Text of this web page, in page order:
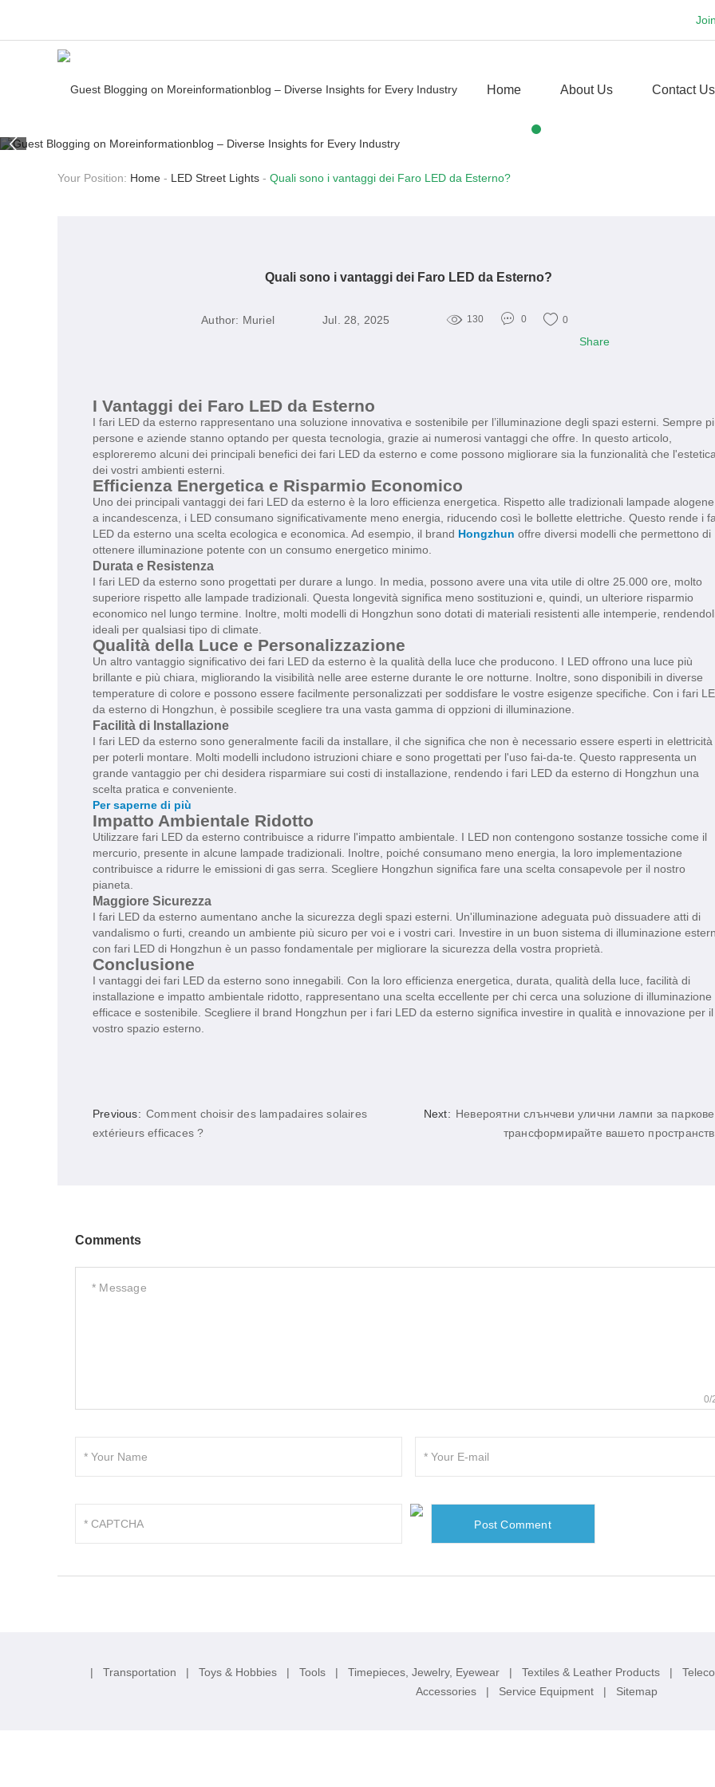
Home About Us Contact Us
Your Position: Home - LED Street Lights - Quali sono i vantaggi dei Faro LED da Esterno?
Quali sono i vantaggi dei Faro LED da Esterno?
Author: Muriel Jul. 28, 2025 130 0 0
Share
I Vantaggi dei Faro LED da Esterno
I fari LED da esterno rappresentano una soluzione innovativa e sostenibile per l’illuminazione degli spazi esterni. Sempre
persone e aziende stanno optando per questa tecnologia, grazie ai numerosi vantaggi che offre. In questo articolo,
esploreremo alcuni dei principali benefici dei fari LED da esterno e come possono migliorare sia la funzionalità che
dei vostri ambienti esterni.
Efficienza Energetica e Risparmio Economico
Uno dei principali vantaggi dei fari LED da esterno è la loro efficienza energetica. Rispetto alle tradizionali lampade
a incandescenza, i LED consumano significativamente meno energia, riducendo così le bollette elettriche. Questo rende i
LED da esterno una scelta ecologica e economica. Ad esempio, il brand Hongzhun offre diversi modelli che permettono di
ottenere illuminazione potente con un consumo energetico minimo.
Durata e Resistenza
I fari LED da esterno sono progettati per durare a lungo. In media, possono avere una vita utile di oltre 25.000 ore, molto
superiore rispetto alle lampade tradizionali. Questa longevità significa meno sostituzioni e, quindi, un ulteriore risparmio
economico nel lungo termine. Inoltre, molti modelli di Hongzhun sono dotati di materiali resistenti alle intemperie,
ideali per qualsiasi tipo di climate.
Qualità della Luce e Personalizzazione
Un altro vantaggio significativo dei fari LED da esterno è la qualità della luce che producono. I LED offrono una luce più
brillante e più chiara, migliorando la visibilità nelle aree esterne durante le ore notturne. Inoltre, sono disponibili in diverse
temperature di colore e possono essere facilmente personalizzati per soddisfare le vostre esigenze specifiche. Con i fari
da esterno di Hongzhun, è possibile scegliere tra una vasta gamma di oppzioni di illuminazione.
Facilità di Installazione
I fari LED da esterno sono generalmente facili da installare, il che significa che non è necessario essere esperti in elettricità
per poterli montare. Molti modelli includono istruzioni chiare e sono progettati per l'uso fai-da-te. Questo rappresenta un
grande vantaggio per chi desidera risparmiare sui costi di installazione, rendendo i fari LED da esterno di Hongzhun una
scelta pratica e conveniente.
Per saperne di più
Impatto Ambientale Ridotto
Utilizzare fari LED da esterno contribuisce a ridurre l'impatto ambientale. I LED non contengono sostanze tossiche come il
mercurio, presente in alcune lampade tradizionali. Inoltre, poiché consumano meno energia, la loro implementazione
contribuisce a ridurre le emissioni di gas serra. Scegliere Hongzhun significa fare una scelta consapevole per il nostro
pianeta.
Maggiore Sicurezza
I fari LED da esterno aumentano anche la sicurezza degli spazi esterni. Un'illuminazione adeguata può dissuadere atti di
vandalismo o furti, creando un ambiente più sicuro per voi e i vostri cari. Investire in un buon sistema di illuminazione
con fari LED di Hongzhun è un passo fondamentale per migliorare la sicurezza della vostra proprietà.
Conclusione
I vantaggi dei fari LED da esterno sono innegabili. Con la loro efficienza energetica, durata, qualità della luce, facilità di
installazione e impatto ambientale ridotto, rappresentano una scelta eccellente per chi cerca una soluzione di illuminazione
efficace e sostenibile. Scegliere il brand Hongzhun per i fari LED da esterno significa investire in qualità e innovazione per il
vostro spazio esterno.
Previous: Comment choisir des lampadaires solaires
extérieurs efficaces ?
Next: Невероятни слънчеви улични лампи за
трансформирайте вашето
Comments
0/
| Transportation | Toys & Hobbies | Tools | Timepieces, Jewelry, Eyewear | Textiles & Leather Products |
Accessories
| Service Equipment | Sitemap